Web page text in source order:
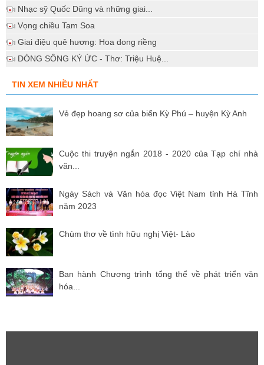
Nhạc sỹ Quốc Dũng và những giai...
Vọng chiều Tam Soa
Giai điệu quê hương: Hoa dong riềng
DÒNG SÔNG KÝ ỨC - Thơ: Triệu Huệ...
TIN XEM NHIỀU NHẤT
Vẻ đẹp hoang sơ của biển Kỳ Phú – huyện Kỳ Anh
Cuộc thi truyện ngắn 2018 - 2020 của Tạp chí nhà
văn...
Ngày Sách và Văn hóa đọc Việt Nam tỉnh Hà Tĩnh
năm 2023
Chùm thơ về tình hữu nghị Việt- Lào
Ban hành Chương trình tổng thể về phát triển văn
hóa...